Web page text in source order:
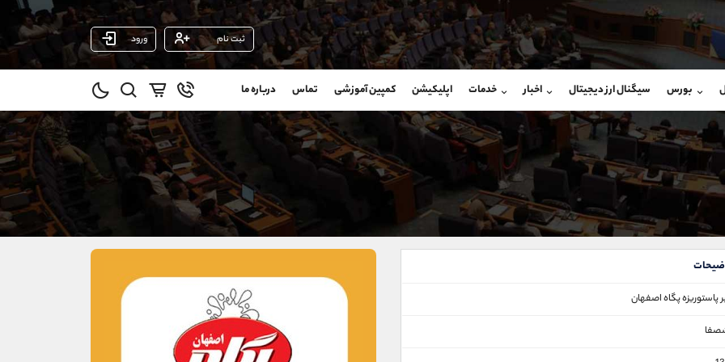
ثبت نام ورود
بورس سیگنال ارز دیجیتال اخبار خدمات اپلیکیشن کمپین آموزشی تماس درباره ما
پاستوريزه‌ پگاه ‌اصفهان‌
شروع گفتگو
@Armteam_admin_103
103
شروع گفتگو
@Armteam_admin_33
داخلی 118
(فائزه تهرانی)
09101364784
واتساپ شروع گفتگو
تلگرام @Armteam_admin_104
021-22021030
90001030
@alireza.mehrabii
@alirezamehrabi_com
@alirezamehrabi_official